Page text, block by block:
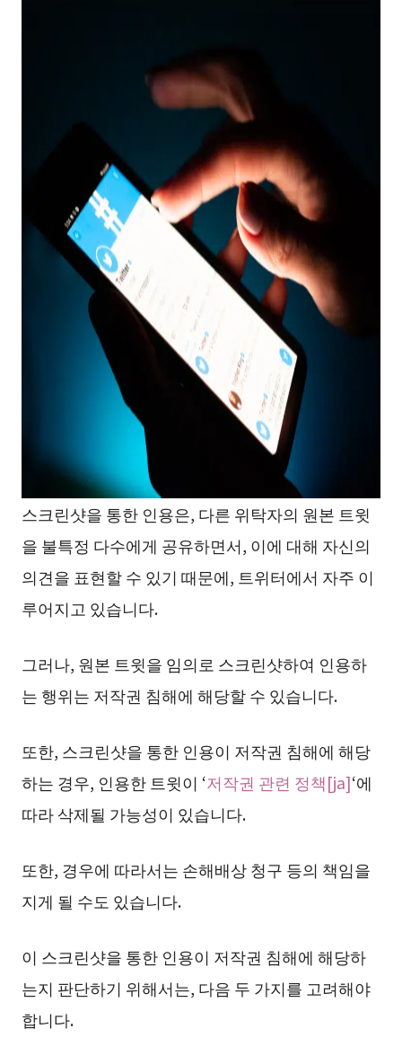
스크린샷을 통한 인용은, 다른 위탁자의 원본 트윗
을 불특정 다수에게 공유하면서, 이에 대해 자신의
의견을 표현할 수 있기 때문에, 트위터에서 자주 이
루어지고 있습니다.
그러나, 원본 트윗을 임의로 스크린샷하여 인용하
는 행위는 저작권 침해에 해당할 수 있습니다.
또한, 스크린샷을 통한 인용이 저작권 침해에 해당
하는 경우, 인용한 트윗이 ‘저작권 관련 정책[ja]‘에
따라 삭제될 가능성이 있습니다.
또한, 경우에 따라서는 손해배상 청구 등의 책임을
지게 될 수도 있습니다.
이 스크린샷을 통한 인용이 저작권 침해에 해당하
는지 판단하기 위해서는, 다음 두 가지를 고려해야
합니다.